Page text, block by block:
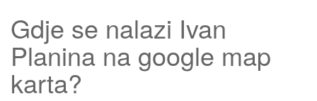
Gdje se nalazi Ivan
Planina na google map
karta?